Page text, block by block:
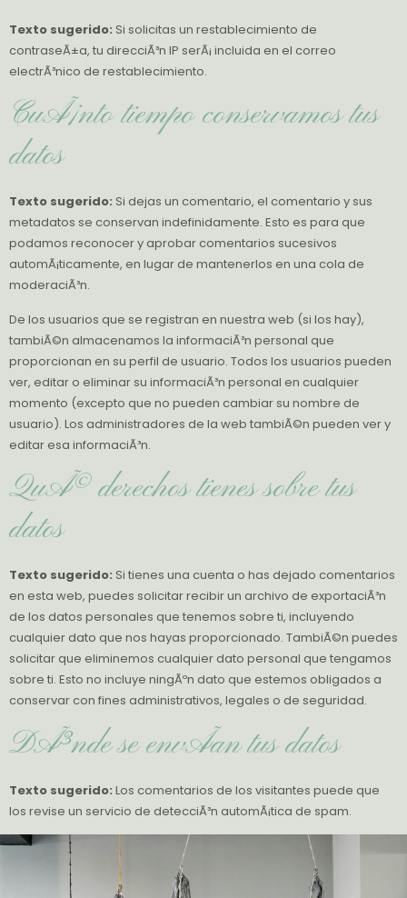
Texto sugerido: Si solicitas un restablecimiento de
contraseÃ±a, tu direcciÃ³n IP serÃ¡ incluida en el correo
electrÃ³nico de restablecimiento.
CuÃ¡nto tiempo conservamos tus
datos
Texto sugerido: Si dejas un comentario, el comentario y sus
metadatos se conservan indefinidamente. Esto es para que
podamos reconocer y aprobar comentarios sucesivos
automÃ¡ticamente, en lugar de mantenerlos en una cola de
moderaciÃ³n.
De los usuarios que se registran en nuestra web (si los hay),
tambiÃ©n almacenamos la informaciÃ³n personal que
proporcionan en su perfil de usuario. Todos los usuarios pueden
ver, editar o eliminar su informaciÃ³n personal en cualquier
momento (excepto que no pueden cambiar su nombre de
usuario). Los administradores de la web tambiÃ©n pueden ver y
editar esa informaciÃ³n.
QuÃ© derechos tienes sobre tus
datos
Texto sugerido: Si tienes una cuenta o has dejado comentarios
en esta web, puedes solicitar recibir un archivo de exportaciÃ³n
de los datos personales que tenemos sobre ti, incluyendo
cualquier dato que nos hayas proporcionado. TambiÃ©n puedes
solicitar que eliminemos cualquier dato personal que tengamos
sobre ti. Esto no incluye ningÃºn dato que estemos obligados a
conservar con fines administrativos, legales o de seguridad.
DÃ³nde se envÃ­an tus datos
Texto sugerido: Los comentarios de los visitantes puede que
los revise un servicio de detecciÃ³n automÃ¡tica de spam.